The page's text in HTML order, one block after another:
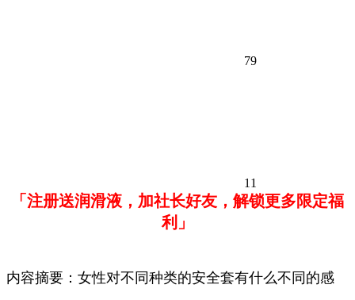
79
11
「注册送润滑液，加社长好友，解锁更多限定福
利」
内容摘要：女性对不同种类的安全套有什么不同的感